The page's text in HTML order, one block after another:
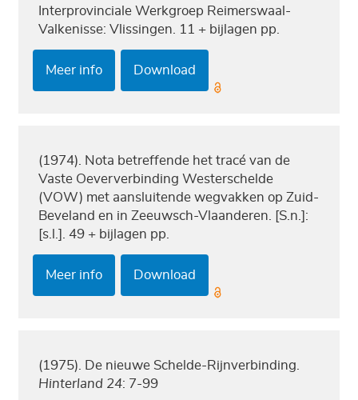
Interprovinciale Werkgroep Reimerswaal-
Valkenisse: Vlissingen. 11 + bijlagen pp.
Meer info Download
(1974). Nota betreffende het tracé van de
Vaste Oeververbinding Westerschelde
(VOW) met aansluitende wegvakken op Zuid-
Beveland en in Zeeuwsch-Vlaanderen. [S.n.]:
[s.l.]. 49 + bijlagen pp.
Meer info Download
(1975). De nieuwe Schelde-Rijnverbinding.
Hinterland 24: 7-99